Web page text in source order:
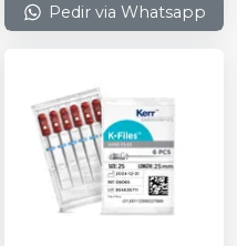
Pedir via Whatsapp